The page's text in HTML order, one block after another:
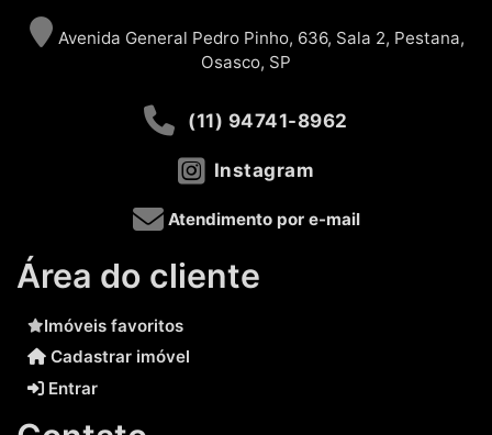
Avenida General Pedro Pinho, 636, Sala 2, Pestana,
Osasco, SP
(11) 94741-8962
Instagram
Atendimento por e-mail
Área do cliente
Imóveis favoritos
Cadastrar imóvel
Entrar